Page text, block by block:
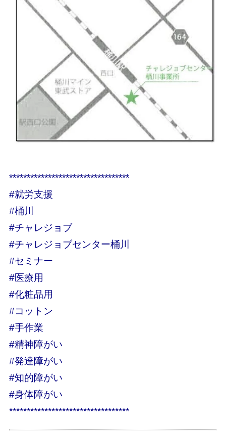
**********************************
#就労支援
#桶川
#チャレジョブ
#チャレジョブセンター桶川
#セミナー
#医療用
#化粧品用
#コットン
#手作業
#精神障がい
#発達障がい
#知的障がい
#身体障がい
**********************************